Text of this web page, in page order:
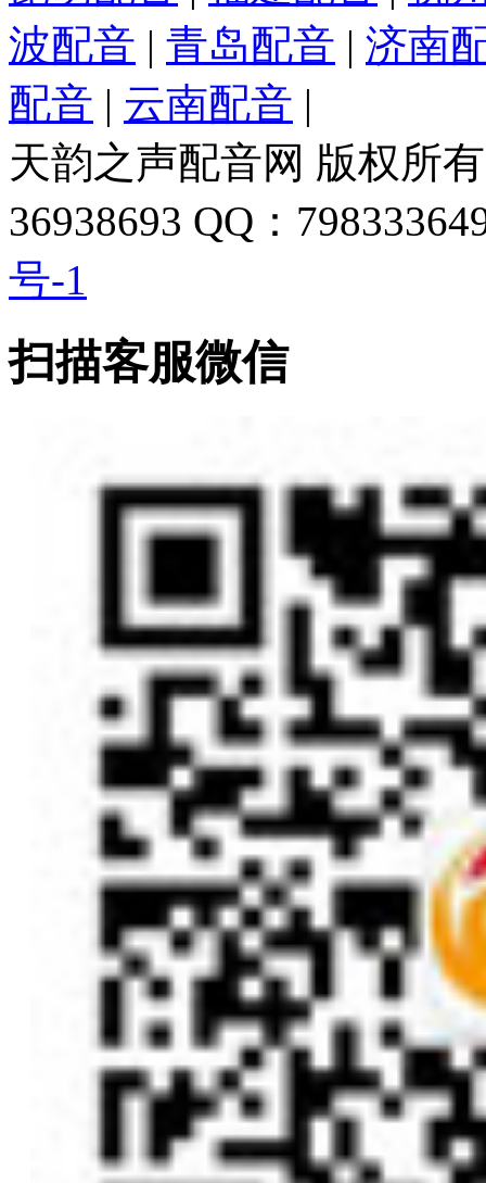
波配音 | 青岛配音 | 济南
配音 | 云南配音 |
天韵之声配音网 版权所
36938693 QQ：
号-1
扫描客服微信